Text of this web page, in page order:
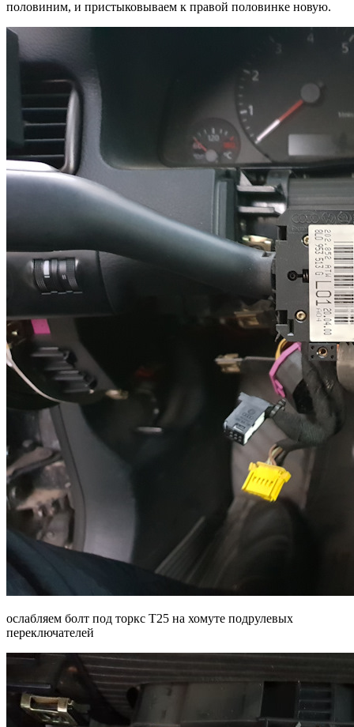
половиним, и пристыковываем к правой половинке новую.
ослабляем болт под торкс Т25 на хомуте подрулевых
переключателей